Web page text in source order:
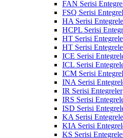
FAN Serisi
FSQ Serisi
HA Serisi
HCPL Serisi
HT Serisi
HT Serisi
ICE Serisi
ICL Serisi
ICM Serisi
INA Serisi
IR Serisi Entegreler
IRS Serisi
ISD Serisi
KA Serisi
KIA Serisi
KS Serisi